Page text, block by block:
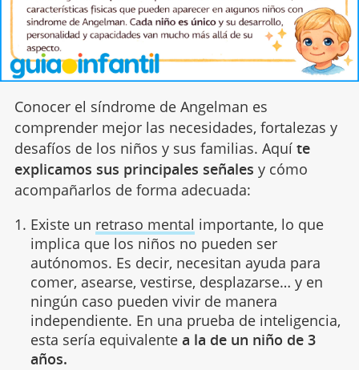
Conocer el síndrome de Angelman es
comprender mejor las necesidades, fortalezas y
desafíos de los niños y sus familias. Aquíte
explicamos sus principales señales y cómo
acompañarlos de forma adecuada:
Existe un retraso mental importante, lo que
implica que los niños no pueden ser
autónomos. Es decir, necesitan ayuda para
comer, asearse, vestirse, desplazarse… y en
ningún caso pueden vivir de manera
independiente. En una prueba de inteligencia,
esta sería equivalente a la de un niño de 3
años.